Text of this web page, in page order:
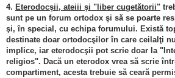
4. Eterodocşii, ateiii şi "liber cugetătorii"
sunt pe un forum ortodox şi să se poarte
şi, în special, cu echipa forumului. Există
destinate doar ortodocşilor în care ceilalţi
implice, iar eterodocşii pot scrie doar la
religios". Dacă un eterodox vrea să scrie
compartiment, acesta trebuie să ceară